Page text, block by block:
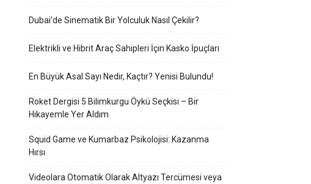
Dubai’de Sinematik Bir Yolculuk Nasıl Çekilir?
Elektrikli ve Hibrit Araç Sahipleri İçin Kasko İpuçları
En Büyük Asal Sayı Nedir, Kaçtır? Yenisi Bulundu!
Roket Dergisi 5 Bilimkurgu Öykü Seçkisi – Bir
Hikayemle Yer Aldım
Squid Game ve Kumarbaz Psikolojisi: Kazanma
Hırsı
Videolara Otomatik Olarak Altyazı Tercümesi veya